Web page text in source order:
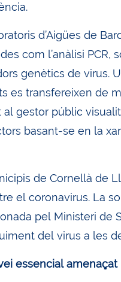
d’Aigües de
com l’anàlisi
genètics de virus.
es transfereixen de
al gestor públic
basant-se en la
de Cornellà de
el coronavirus. La
pel Ministeri de
del virus a les
essencial